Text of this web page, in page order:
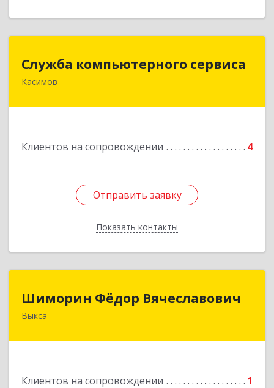
Служба компьютерного сервиса
Касимов
Клиентов на сопровождении 4
Отправить заявку
Показать контакты
Служба компьютерного сервиса
391300, Рязанская обл., г.Касимов, ул.Советская
Отправить заявку
Назад
Шиморин Фёдор Вячеславович
Выкса
Клиентов на сопровождении 1
Шиморин Фёдор Вячеславович